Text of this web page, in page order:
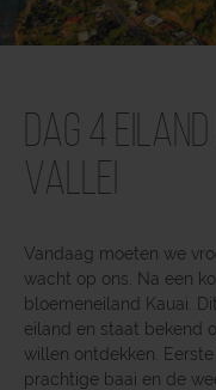
Dag 4
vallei
Vandaag moeten we
wacht op ons. Na een
bloemeneiland Kauai.
eiland en staat bekend
willen ontdekken.
prachtige baai en de